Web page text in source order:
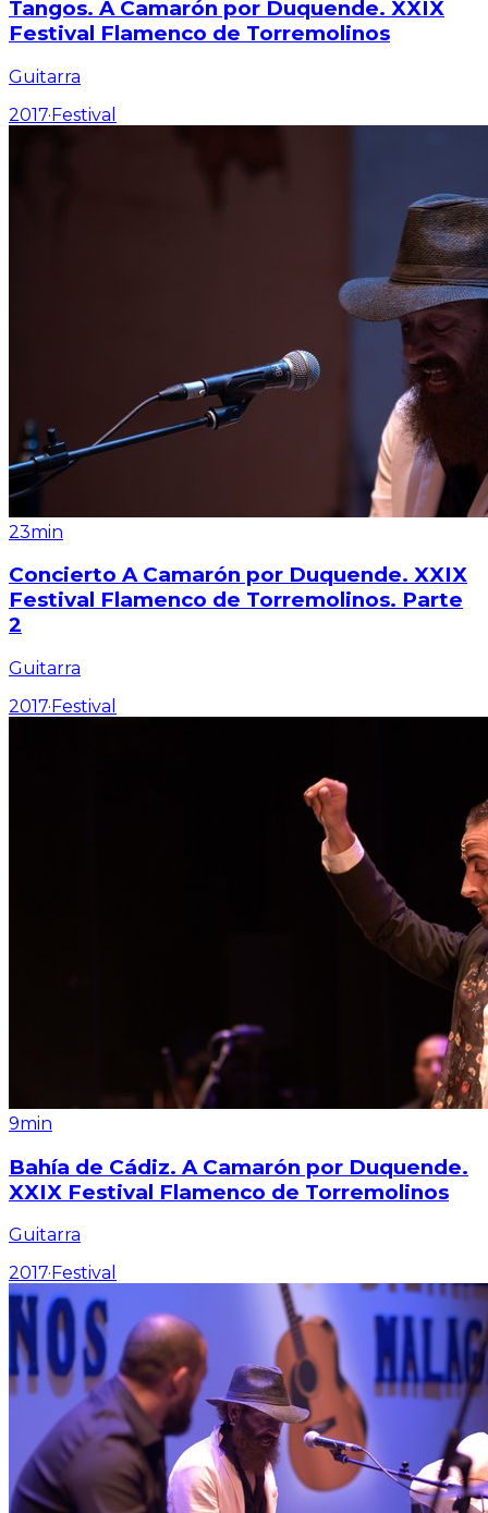
Tangos. A Camarón por Duquende. XXIX
Festival Flamenco de Torremolinos
Guitarra
2017·Festival
23min
Concierto A Camarón por Duquende. XXIX
Festival Flamenco de Torremolinos. Parte
2
Guitarra
2017·Festival
9min
Bahía de Cádiz. A Camarón por Duquende.
XXIX Festival Flamenco de Torremolinos
Guitarra
2017· Festival